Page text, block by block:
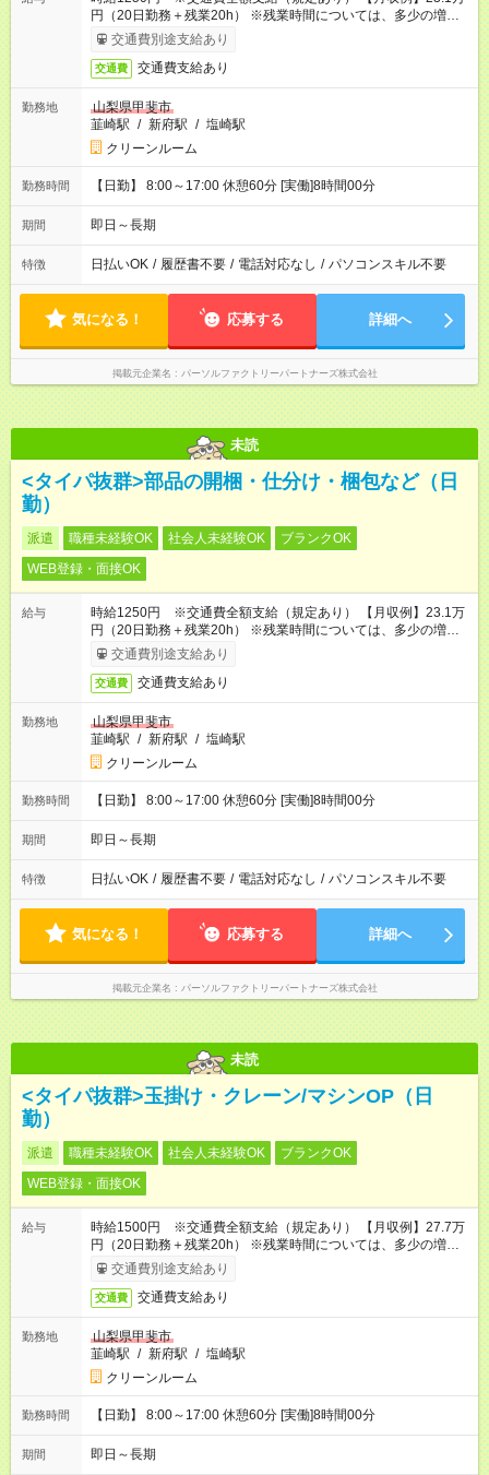
円（20日勤務＋残業20h） ※残業時間については、多少の増減
あり交通費別途支給あり
交通費 交通費支給あり
勤務地
山梨県甲斐市
韮崎駅 / 新府駅 / 塩崎駅
クリーンルーム
勤務時間 【日勤】 8:00～17:00 休憩60分 [実働]8時間00分
期間 即日～長期
特徴 日払いOK / 履歴書不要 / 電話対応なし / パソコンスキル不要
気になる！ 応募する 詳細へ
掲載元企業名 パーソルファクトリーパートナーズ株式会社
未読
<タイパ抜群>部品の開梱・仕分け・梱包など（日
勤）
派遣 職種未経験OK 社会人未経験OK
ブランクOK
WEB登録・面接OK
給与
時給1250円 ※交通費全額支給（規定あり） 【月収例】23.1万
円（20日勤務＋残業20h） ※残業時間については、多少の増減
あり交通費別途支給あり
交通費 交通費支給あり
勤務地
山梨県甲斐市
韮崎駅 / 新府駅 / 塩崎駅
クリーンルーム
勤務時間 【日勤】 8:00～17:00 休憩60分 [実働]8時間00分
期間 即日～長期
特徴 日払いOK / 履歴書不要 / 電話対応なし / パソコンスキル不要
気になる！ 応募する 詳細へ
掲載元企業名 パーソルファクトリーパートナーズ株式会社
未読
<タイパ抜群>玉掛け・クレーン/マシンOP（日
勤）
派遣 職種未経験OK 社会人未経験OK
ブランクOK
WEB登録・面接OK
給与
時給1500円 ※交通費全額支給（規定あり） 【月収例】27.7万
円（20日勤務＋残業20h） ※残業時間については、多少の増減
あり交通費別途支給あり
交通費 交通費支給あり
勤務地
山梨県甲斐市
韮崎駅 / 新府駅 / 塩崎駅
クリーンルーム
勤務時間 【日勤】 8:00～17:00 休憩60分 [実働]8時間00分
期間 即日～長期